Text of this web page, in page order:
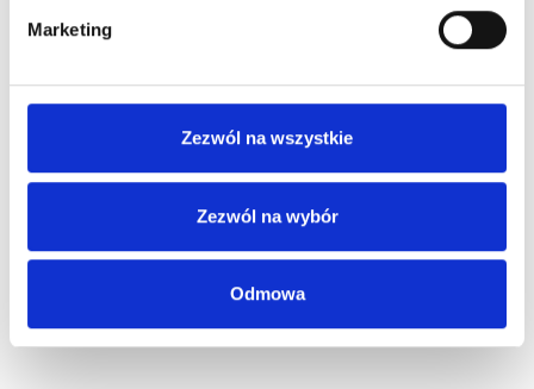
Marketing
Zezwól na wszystkie
Zezwól na wybór
Odmowa